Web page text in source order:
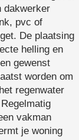
dakwerker
pvc of
De plaatsing
helling en
gewenst
worden om
regenwater
vakman
je woning